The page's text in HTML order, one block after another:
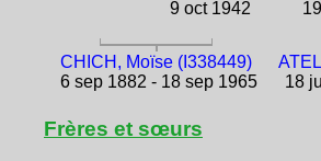
9 oct 1942
CHICH, Moïse (I338449)
6 sep 1882 - 18 sep 1965
18
Frères et sœurs